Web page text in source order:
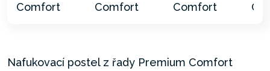
Nafukovací postel z řady Premium Comfort